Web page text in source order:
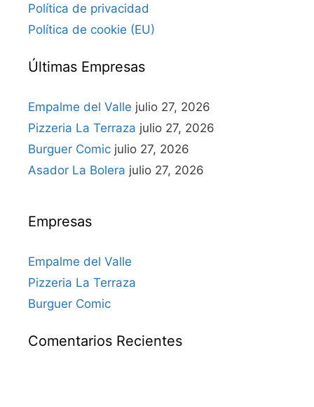
Política de privacidad
Política de cookie (EU)
Últimas Empresas
Empalme del Valle julio 27, 2026
Pizzeria La Terraza julio 27, 2026
Burguer Comic julio 27, 2026
Asador La Bolera julio 27, 2026
Empresas
Empalme del Valle
Pizzeria La Terraza
Burguer Comic
Comentarios Recientes